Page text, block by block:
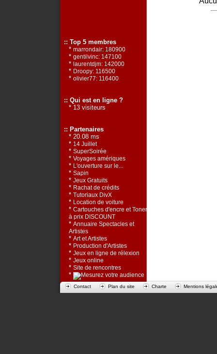
:: Top 5 membres
* marrondair: 180900
* gentilvinc: 147100
* laurentdjm: 142000
* Droopy: 116500
* olivier77: 116400
:: Qui est en ligne ?
* 13 visiteurs
:: Partenaires
* 20.08 ms
* 14 Juillet
* SuperSoirée
* Voyages amériques
* L'ouverture sur le...
* Sapin
* Jeux Gratuits
* Rachat de crédits
* Tutoriaux DivX
* Location de voiture
* Cartouches d'encre et Toners
à prix DISCOUNT
* Annuaire Spectacles et
Artistes
* Art et Artistes
* Production d'Artistes
* Jeux en ligne de rélexion
* Jeux online
* Site de rencontres
*
Contact Plan du site Charte Mentions